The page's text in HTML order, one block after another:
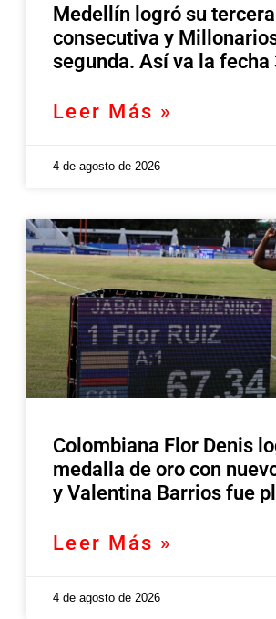
Medellín logró su
consecutiva y
segunda. Así va la fecha
Leer Más »
4 de agosto de 2026
Colombiana Flor Denis
medalla de oro con
y Valentina Barrios fue
Leer Más »
4 de agosto de 2026